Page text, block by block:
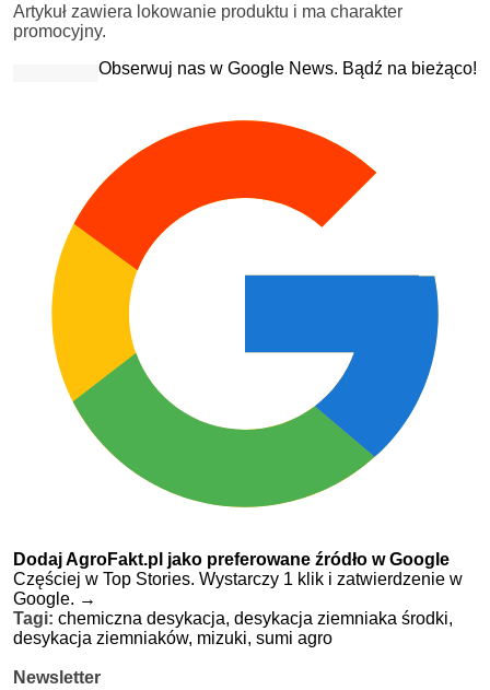
Artykuł zawiera lokowanie produktu i ma charakter
promocyjny.
Obserwuj nas w Google News. Bądź na bieżąco!
Dodaj AgroFakt.pl jako preferowane źródło w Google
Częściej w Top Stories. Wystarczy 1 klik i zatwierdzenie w
Google. →
Tagi: chemiczna desykacja, desykacja ziemniaka środki,
desykacja ziemniaków, mizuki, sumi agro
Newsletter